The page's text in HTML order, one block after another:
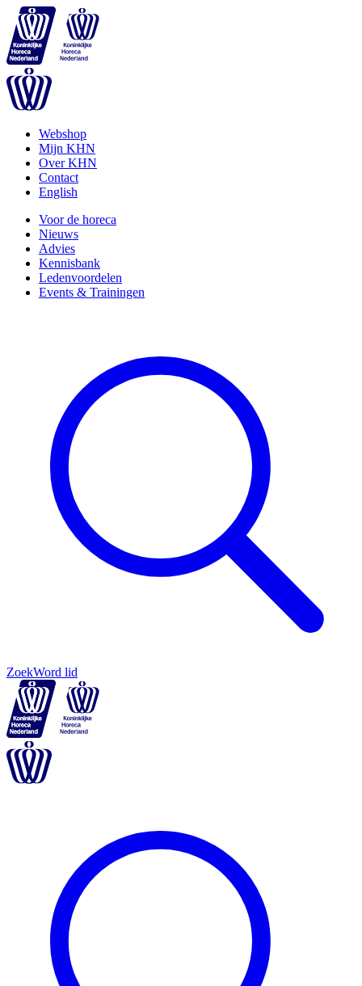
Webshop
Mijn KHN
Over KHN
Contact
English
Voor de horeca
Nieuws
Advies
Kennisbank
Ledenvoordelen
Events & Trainingen
ZoekWord lid